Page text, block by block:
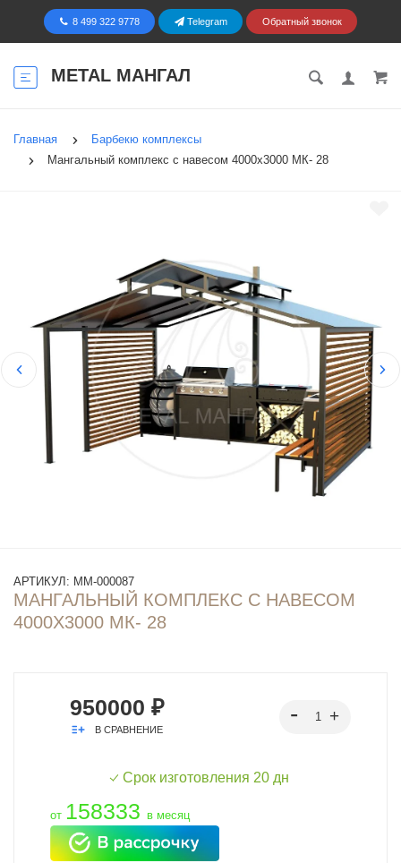
8 499 322 9778 Telegram Обратный звонок
METAL МАНГАЛ
Главная
Барбекю комплексы
Мангальный комплекс с навесом 4000х3000 МК- 28
АРТИКУЛ: ММ-000087
МАНГАЛЬНЫЙ КОМПЛЕКС С НАВЕСОМ
4000Х3000 МК- 28
950000 ₽
В СРАВНЕНИЕ
Срок изготовления 20 дн
от 158333 в месяц